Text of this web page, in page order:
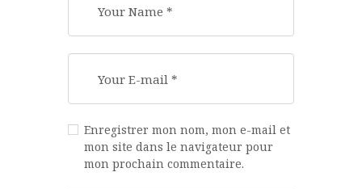
Enregistrer mon nom, mon e-mail et
mon site dans le navigateur pour
mon prochain commentaire.